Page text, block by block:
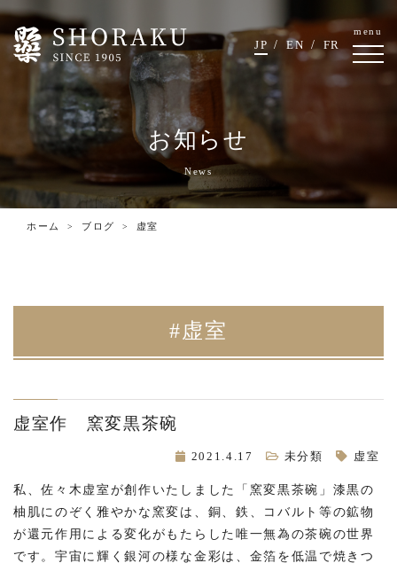
menu
JP EN FR
お知らせ
News
ホーム ブログ 虚室
#虚室
虚室作 窯変黒茶碗
2021.4.17 未分類 虚室
私、佐々木虚室が創作いたしました「窯変黒茶碗」漆黒の
柚肌にのぞく雅やかな窯変は、銅、鉄、コバルト等の鉱物
が還元作用による変化がもたらした唯一無為の茶碗の世界
です。宇宙に輝く銀河の様な金彩は、金箔を低温で焼きつ